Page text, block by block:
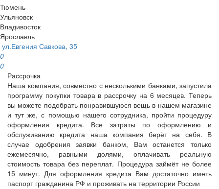
Тюмень
Ульяновск
Владивосток
Ярославль
ул.Евгения Савкова, 35
0
0
Рассрочка
Наша компания, совместно с несколькими банками, запустила
программу покупки товара в рассрочку на 6 месяцев. Теперь
вы можете подобрать понравившуюся вещь в нашем магазине
и тут же, с помощью нашего сотрудника, пройти процедуру
оформления кредита. Все затраты по оформлению и
обслуживанию кредита наша компания берёт на себя. В
случае одобрения заявки банком, Вам останется только
ежемесячно, равными долями, оплачивать реальную
стоимость товара без переплат. Процедура займёт не более
15 минут. Для оформления кредита Вам достаточно иметь
паспорт гражданина РФ и проживать на территории России